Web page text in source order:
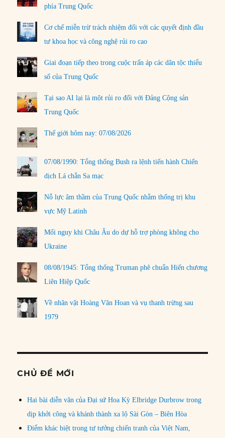
phía Trung Quốc
Cơ chế miễn trừ trách nhiệm đối với các quyết định đầu
tư khoa học và công nghệ rủi ro cao
Giai đoạn tiếp theo trong cuộc trấn áp các dân tộc thiểu
số của Trung Quốc
Tại sao AI lại là một rủi ro đối với Đảng Cộng sản
Trung Quốc
Thế giới hôm nay: 07/08/2026
07/08/1990: Tổng thống Bush ra lệnh tiến hành Chiến
dịch Lá chắn Sa mạc
Nỗ lực âm thầm của Trung Quốc nhằm thống trị khu
vực Mỹ Latinh
Mối nguy khi Châu Âu do dự hỗ trợ phòng không cho
Ukraine
08/08/1945: Tổng thống Truman phê chuẩn Hiến chương
Liên Hiệp Quốc
Về nhân vật Hoàng Văn Hoan và vụ thanh trừng sau
1979
CHỦ ĐỀ MỚI
Hai bài diễn văn của Đại sứ Hoa Kỳ Elbridge Durbrow trong
dịp khởi công và khánh thành xa lộ Sài Gòn – Biên Hòa
Điểm khác biệt trong tư tưởng chiến tranh của Việt Nam,